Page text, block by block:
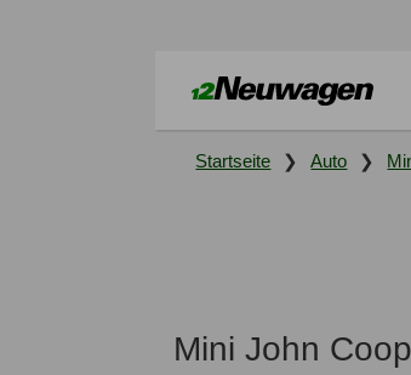
Startseite Auto
Mini John